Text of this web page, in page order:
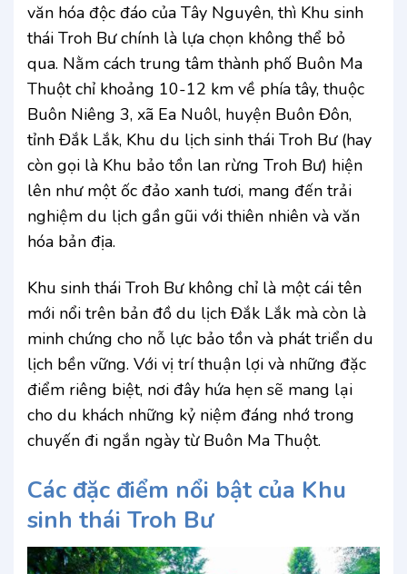
văn hóa độc đáo của Tây Nguyên, thì Khu sinh
thái Troh Bư chính là lựa chọn không thể bỏ
qua. Nằm cách trung tâm thành phố Buôn Ma
Thuột chỉ khoảng 10-12 km về phía tây, thuộc
Buôn Niêng 3, xã Ea Nuôl, huyện Buôn Đôn,
tỉnh Đắk Lắk, Khu du lịch sinh thái Troh Bư (hay
còn gọi là Khu bảo tồn lan rừng Troh Bư) hiện
lên như một ốc đảo xanh tươi, mang đến trải
nghiệm du lịch gần gũi với thiên nhiên và văn
hóa bản địa.
Khu sinh thái Troh Bư không chỉ là một cái tên
mới nổi trên bản đồ du lịch Đắk Lắk mà còn là
minh chứng cho nỗ lực bảo tồn và phát triển du
lịch bền vững. Với vị trí thuận lợi và những đặc
điểm riêng biệt, nơi đây hứa hẹn sẽ mang lại
cho du khách những kỷ niệm đáng nhớ trong
chuyến đi ngắn ngày từ Buôn Ma Thuột.
Các đặc điểm nổi bật của Khu
sinh thái Troh Bư